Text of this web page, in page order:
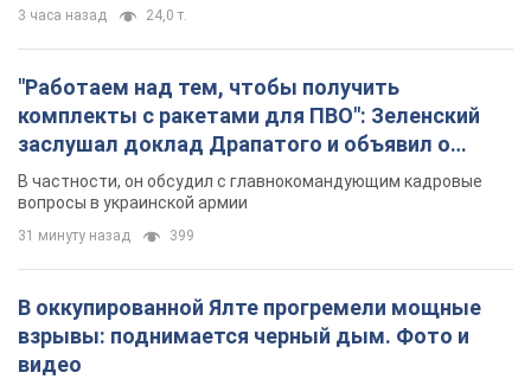
3 часа назад 24,0 т.
"Работаем над тем, чтобы получить
комплекты с ракетами для ПВО": Зеленский
заслушал доклад Драпатого и объявил о
новых мерах
В частности, он обсудил с главнокомандующим кадровые
вопросы в украинской армии
31 минуту назад 399
В оккупированной Ялте прогремели мощные
взрывы: поднимается черный дым. Фото и
видео